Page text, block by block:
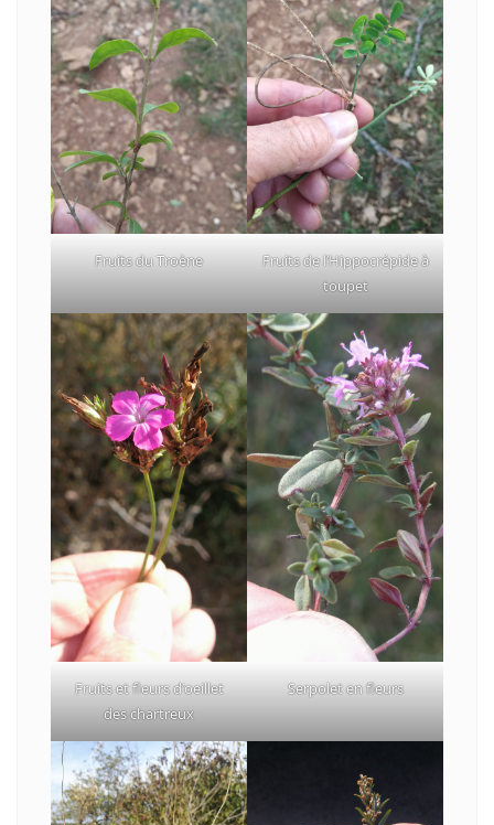
Fruits du Troène
Fruits de l’Hippocrépide à
toupet
Fruits et fleurs d’oeillet
des chartreux
Serpolet en fleurs